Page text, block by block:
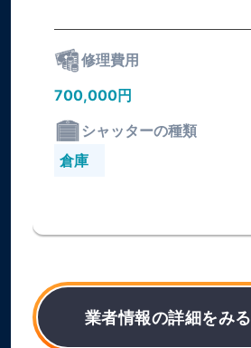
修理費用
700,000円
シャッターの種類
倉庫
業者情報の詳細をみる